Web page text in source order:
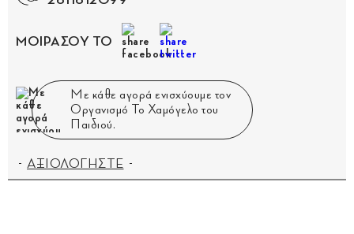
ΜΟΙΡΑΣΟΥ ΤΟ
Με κάθε αγορά ενισχύουμε τον
Οργανισμό Το Χαμόγελο του
Παιδιού.
ΑΞΙΟΛΟΓΗΣΤΕ